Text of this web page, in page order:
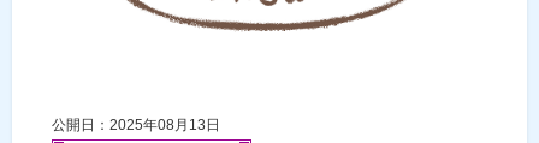
公開日：2025年08月13日